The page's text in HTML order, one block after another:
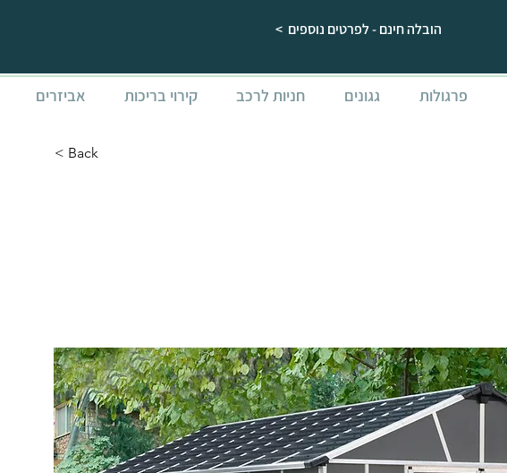
הובלה חינם - לפרטים נוספים >
פרגולות גגונים חניות לרכב קירוי בריכות אביזרים
< Back